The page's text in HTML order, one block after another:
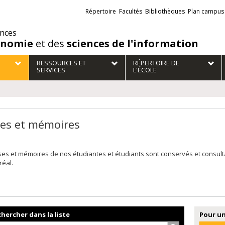
et des sciences de l'information
Liens
externes
Répertoire Facultés Bibliothèques Plan campus
RESSOURCES ET
SERVICES
RÉPERTOIRE DE
L'ÉCOLE
et mémoires
et mémoires de nos étudiantes et étudiants sont conservés et
dans la liste
Pour